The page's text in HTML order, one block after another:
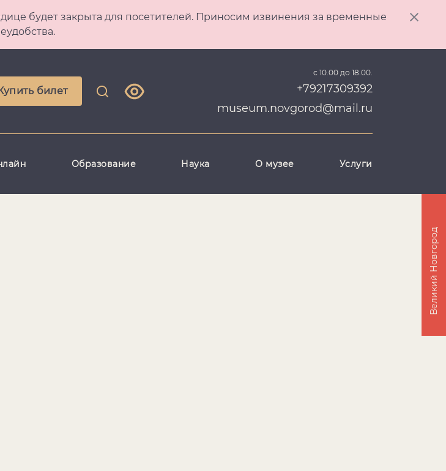
будет закрыта для посетителей. Приносим извинения за временные
билет
с 10.00 до 18.00.
+79217309392
museum.novgorod@mail.ru
Образование Наука О музее Услуги
Великий Новгород